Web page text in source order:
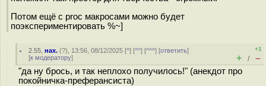
Потом ещё с proc макросами можно будет
поэкспериментировать %~]
2.55 ,нах. (?), 13:56, 08/12/2025 [^] [^^] [^^^] [ответить]
[к модератору]
+1
+ / –
"да ну брось, и так неплохо получилось!" (анекдот про
покойничка-преферансиста)